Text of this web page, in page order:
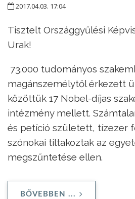
2017.04.03. 17:04
Tisztelt Országgyűlési
Urak!
73.000 tudományos
magánszemélytől érkezett
közöttük 17 Nobel-díjas
intézmény mellett.
és petíció született, tízezer
szónokai tiltakoztak az
megszűntetése ellen.
BŐVEBBEN ...